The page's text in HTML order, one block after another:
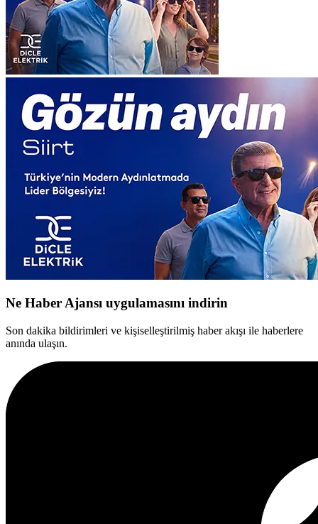
Ne Haber Ajansı uygulamasını indirin
Son dakika bildirimleri ve kişiselleştirilmiş haber akışı ile haberlere
anında ulaşın.